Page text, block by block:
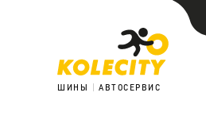
ШИНЫ АВТОСЕРВИС